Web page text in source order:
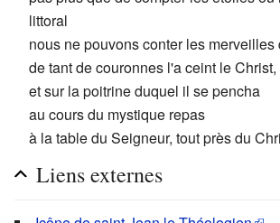
littoral
nous ne pouvons conter les merveilles
de tant de couronnes l'a ceint le
et sur la poitrine duquel il se pencha
au cours du mystique repas
à la table du Seigneur, tout près du
Liens externes